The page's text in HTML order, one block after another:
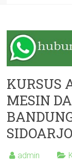
DARI
BISA!
Pelatihan
AutoCAD
3D,
KURSUS
MESIN
SIDOARJO
admin